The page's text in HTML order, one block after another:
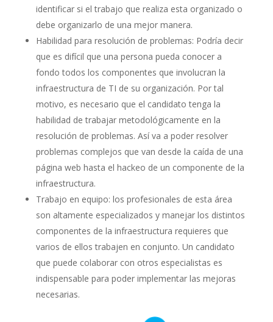
identificar si el trabajo que realiza esta organizado o
debe organizarlo de una mejor manera.
Habilidad para resolución de problemas: Podría decir
que es difícil que una persona pueda conocer a
fondo todos los componentes que involucran la
infraestructura de TI de su organización. Por tal
motivo, es necesario que el candidato tenga la
habilidad de trabajar metodológicamente en la
resolución de problemas. Así va a poder resolver
problemas complejos que van desde la caída de una
página web hasta el hackeo de un componente de la
infraestructura.
Trabajo en equipo: los profesionales de esta área
son altamente especializados y manejar los distintos
componentes de la infraestructura requieres que
varios de ellos trabajen en conjunto. Un candidato
que puede colaborar con otros especialistas es
indispensable para poder implementar las mejoras
necesarias.